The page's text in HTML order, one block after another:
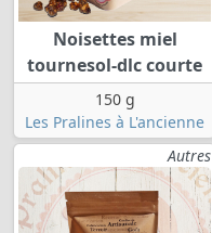
Noisettes miel
tournesol-dlc courte
150 g
Les Pralines à L'ancienne
Autres